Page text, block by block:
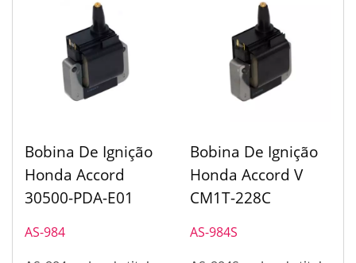
Bobina De Ignição
Honda Accord
30500-PDA-E01
AS-984
Bobina De Ignição
Honda Accord V
CM1T-228C
AS-984S